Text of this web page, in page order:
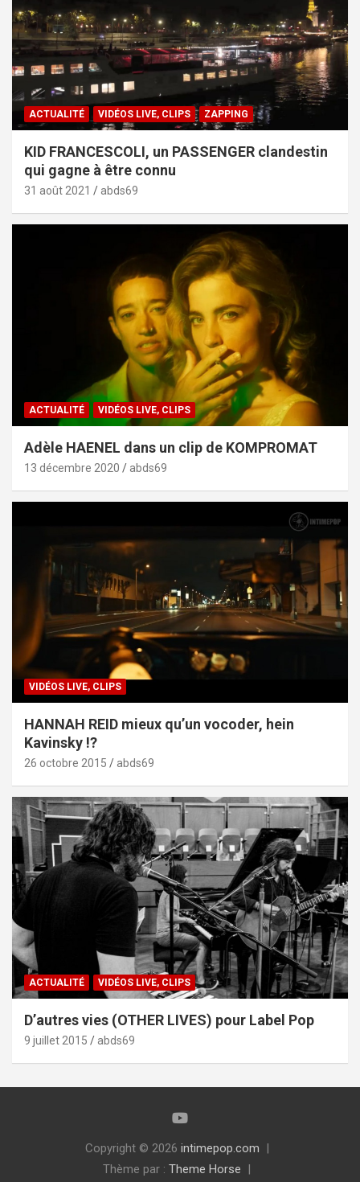
ACTUALITÉ VIDÉOS LIVE, CLIPS ZAPPING
KID FRANCESCOLI, un PASSENGER clandestin
qui gagne à être connu
31 août 2021 abds69
ACTUALITÉ VIDÉOS LIVE, CLIPS
Adèle HAENEL dans un clip de KOMPROMAT
13 décembre 2020 abds69
VIDÉOS LIVE, CLIPS
HANNAH REID mieux qu’un vocoder, hein
Kavinsky !?
26 octobre 2015 abds69
ACTUALITÉ VIDÉOS LIVE, CLIPS
D’autres vies (OTHER LIVES) pour Label Pop
9 juillet 2015 abds69
Copyright © 2026 intimepop.com
Thème par : Theme Horse